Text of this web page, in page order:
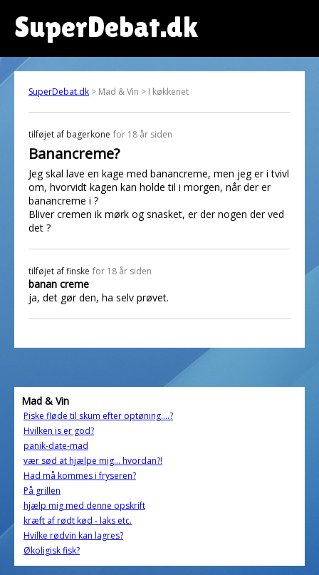
SuperDebat.dk
SuperDebat.dk > Mad & Vin > I køkkenet
tilføjet af bagerkone for 18 år siden
Banancreme?
Jeg skal lave en kage med banancreme, men jeg er i tvivl
om, hvorvidt kagen kan holde til i morgen, når der er
banancreme i ?
Bliver cremen ik mørk og snasket, er der nogen der ved
det ?
tilføjet affinske for 18 år siden
banan creme
ja, det gør den, ha selv prøvet.
Mad & Vin
Piske fløde til skum efter optøning....?
Hvilken is er god?
panik-date-mad
vær sød at hjælpe mig... hvordan?!
Had må kommes i fryseren?
På grillen
hjælp mig med denne opskrift
kræft af rødt kød - laks etc.
Hvilke rødvin kan lagres?
Økoligisk fisk?